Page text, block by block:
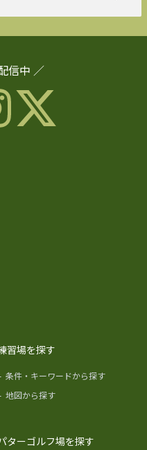
信中 ／
習場を探す
条件・キーワードから探す
地図から探す
ターゴルフ場を探す